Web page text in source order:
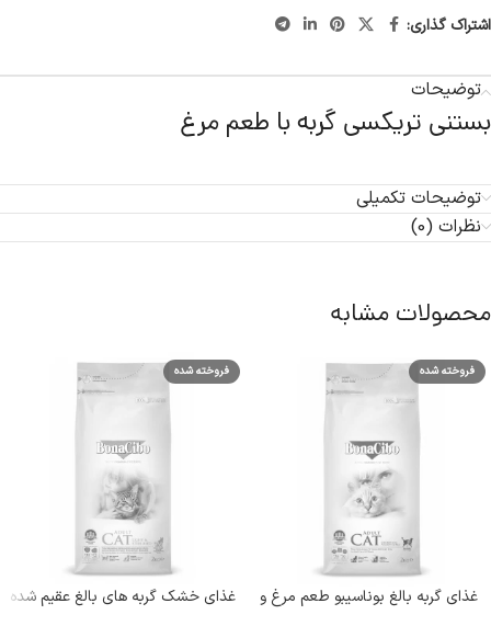
اشتراک گذاری:
توضیحات
بستنی تریکسی گربه با طعم مرغ
توضیحات تکمیلی
نظرات (0)
محصولات مشابه
فروخته شده
غذای گربه بالغ بوناسیبو طعم مرغ و
فروخته شده
غذای خشک گربه های بالغ عقیم شده